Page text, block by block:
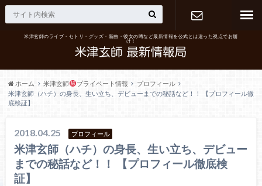
米津玄師のライブ・セトリ・グッズ・新曲・彼女の噂など最新情報を公式とは違った視点でお届
け！
お問い合わ
せ
ホーム 米津玄師 プライベート情報
プロフィール
米津玄師（ハチ）の身長、生い立ち、デビューまでの秘話など！！ 【プロフィール徹
底検証】
2018.04.25 プロフィール
米津玄師（ハチ）の身長、生い立ち、デビュー
までの秘話など！！ 【プロフィール徹底検
証】